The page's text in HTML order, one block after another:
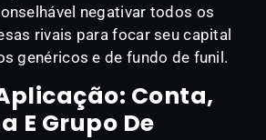
negativar todos os
rivais para focar seu capital
genéricos e de fundo de funil.
Conta,
E Grupo De